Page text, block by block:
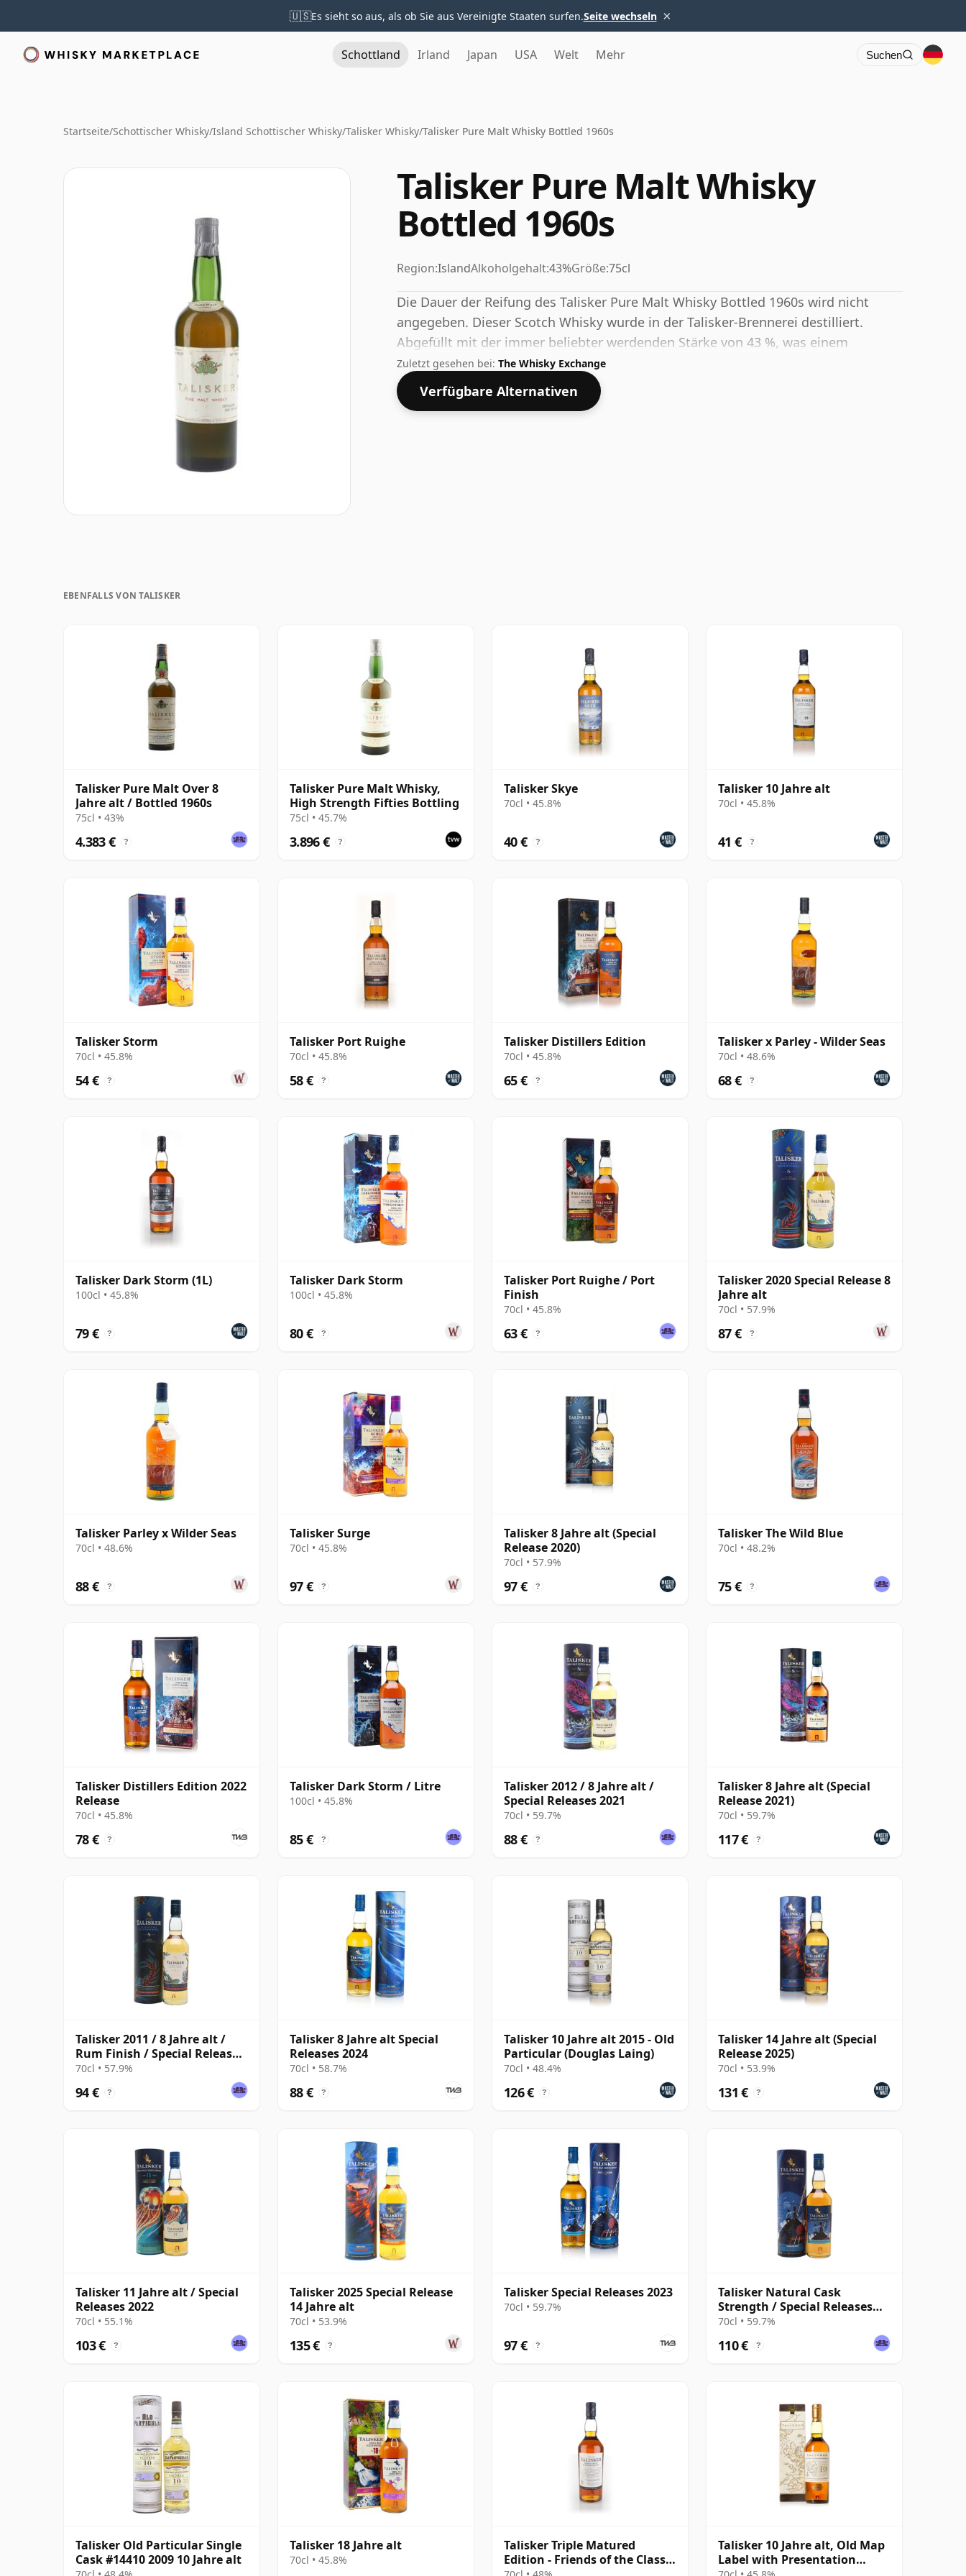
🇺🇸Es sieht so aus, als ob Sie aus Vereinigte Staaten surfen.Seite wechseln ×
Schottland Irland Japan USA Welt Mehr Suchen
Startseite/Schottischer Whisky/Island Schottischer Whisky/Talisker Whisky/Talisker Pure Malt Whisky Bottled 1960s
Talisker Pure Malt Whisky
Bottled 1960s
Region:IslandAlkoholgehalt:43%Größe:75cl
Die Dauer der Reifung des Talisker Pure Malt Whisky Bottled 1960s wird nicht
angegeben. Dieser Scotch Whisky wurde in der Talisker-Brennerei destilliert.
Abgefüllt mit der immer beliebter werdenden Stärke von 43 %, was einem
respektablen Alkoholgehalt entspricht.
Zuletzt gesehen bei: The Whisky Exchange
Verfügbare Alternativen
EBENFALLS VON TALISKER
Talisker Pure Malt Over 8
Jahre alt / Bottled 1960s
75cl • 43%
4.383 € ?
Talisker Pure Malt Whisky,
High Strength Fifties Bottling
75cl • 45.7%
3.896 € ?
Talisker Skye
70cl • 45.8%
40 € ?
Talisker 10 Jahre alt
70cl • 45.8%
41 € ?
Talisker Storm
70cl • 45.8%
54 € ?
Talisker Port Ruighe
70cl • 45.8%
58 € ?
Talisker Distillers Edition
70cl • 45.8%
65 € ?
Talisker x Parley - Wilder Seas
70cl • 48.6%
68 € ?
Talisker Dark Storm (1L)
100cl • 45.8%
79 € ?
Talisker Dark Storm
100cl • 45.8%
80 € ?
Talisker Port Ruighe / Port
Finish
70cl • 45.8%
63 € ?
Talisker 2020 Special Release 8
Jahre alt
70cl • 57.9%
87 € ?
Talisker Parley x Wilder Seas
70cl • 48.6%
88 € ?
Talisker Surge
70cl • 45.8%
97 € ?
Talisker 8 Jahre alt (Special
Release 2020)
70cl • 57.9%
97 € ?
Talisker The Wild Blue
70cl • 48.2%
75 € ?
Talisker Distillers Edition 2022
Release
70cl • 45.8%
78 € ?
Talisker Dark Storm / Litre
100cl • 45.8%
85 € ?
Talisker 2012 / 8 Jahre alt /
Special Releases 2021
70cl • 59.7%
88 € ?
Talisker 8 Jahre alt (Special
Release 2021)
70cl • 59.7%
117 € ?
Talisker 2011 / 8 Jahre alt /
Rum Finish / Special Releases
2020
70cl • 57.9%
94 € ?
Talisker 8 Jahre alt Special
Releases 2024
70cl • 58.7%
88 € ?
Talisker 10 Jahre alt 2015 - Old
Particular (Douglas Laing)
70cl • 48.4%
126 € ?
Talisker 14 Jahre alt (Special
Release 2025)
70cl • 53.9%
131 € ?
Talisker 11 Jahre alt / Special
Releases 2022
70cl • 55.1%
103 € ?
Talisker 2025 Special Release
14 Jahre alt
70cl • 53.9%
135 € ?
Talisker Special Releases 2023
70cl • 59.7%
97 € ?
Talisker Natural Cask
Strength / Special Releases
2023
70cl • 59.7%
110 € ?
Talisker Old Particular Single
Cask #14410 2009 10 Jahre alt
Talisker 18 Jahre alt
70cl • 45.8%
Talisker Triple Matured
Edition - Friends of the Classic
Talisker 10 Jahre alt, Old Map
Label with Presentation